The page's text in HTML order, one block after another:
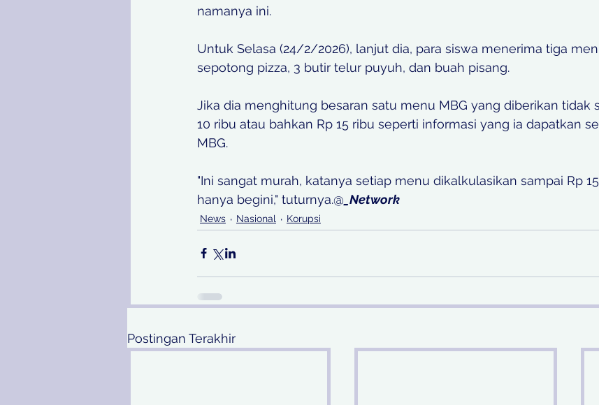
namanya ini.
Untuk Selasa (24/2/2026), lanjut dia, para siswa menerima tiga
sepotong pizza, 3 butir telur puyuh, dan buah pisang.
Jika dia menghitung besaran satu menu MBG yang diberikan tidak
10 ribu atau bahkan Rp 15 ribu seperti informasi yang ia dapatkan
MBG.
"Ini sangat murah, katanya setiap menu dikalkulasikan sampai Rp
hanya begini," tuturnya.@ _Network
News Nasional Korupsi
Postingan Terakhir